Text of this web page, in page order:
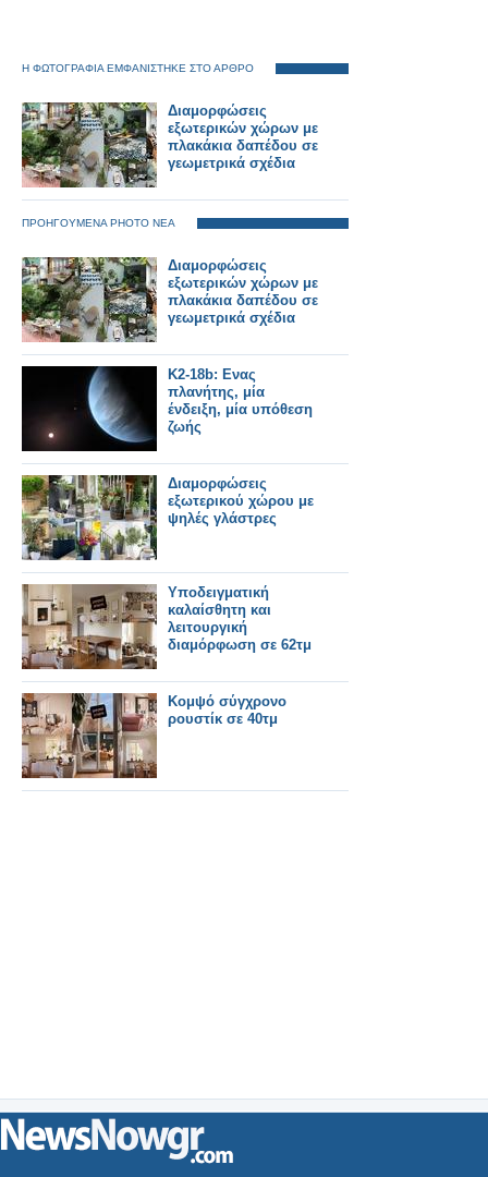
Η ΦΩΤΟΓΡΑΦΙΑ ΕΜΦΑΝΙΣΤΗΚΕ ΣΤΟ ΑΡΘΡΟ
Διαμορφώσεις
εξωτερικών χώρων με
πλακάκια δαπέδου σε
γεωμετρικά σχέδια
ΠΡΟΗΓΟΥΜΕΝΑ PHOTO ΝΕΑ
Διαμορφώσεις
εξωτερικών χώρων με
πλακάκια δαπέδου σε
γεωμετρικά σχέδια
K2-18b: Ενας
πλανήτης, μία
ένδειξη, μία υπόθεση
ζωής
Διαμορφώσεις
εξωτερικού χώρου με
ψηλές γλάστρες
Υποδειγματική
καλαίσθητη και
λειτουργική
διαμόρφωση σε 62τμ
Κομψό σύγχρονο
ρουστίκ σε 40τμ